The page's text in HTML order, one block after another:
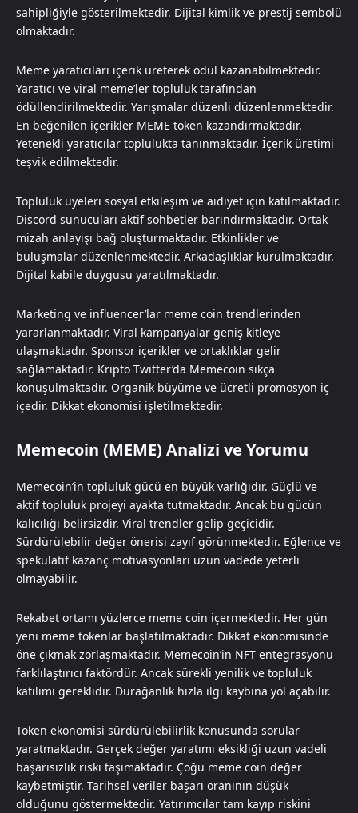
sahipliğiyle gösterilmektedir. Dijital kimlik ve prestij sembolü
olmaktadır.
Meme yaratıcıları içerik üreterek ödül kazanabilmektedir.
Yaratıcı ve viral meme’ler topluluk tarafından
ödüllendirilmektedir. Yarışmalar düzenli düzenlenmektedir.
En beğenilen içerikler MEME token kazandırmaktadır.
Yetenekli yaratıcılar toplulukta tanınmaktadır. İçerik üretimi
teşvik edilmektedir.
Topluluk üyeleri sosyal etkileşim ve aidiyet için katılmaktadır.
Discord sunucuları aktif sohbetler barındırmaktadır. Ortak
mizah anlayışı bağ oluşturmaktadır. Etkinlikler ve
buluşmalar düzenlenmektedir. Arkadaşlıklar kurulmaktadır.
Dijital kabile duygusu yaratılmaktadır.
Marketing ve influencer’lar meme coin trendlerinden
yararlanmaktadır. Viral kampanyalar geniş kitleye
ulaşmaktadır. Sponsor içerikler ve ortaklıklar gelir
sağlamaktadır. Kripto Twitter’da Memecoin sıkça
konuşulmaktadır. Organik büyüme ve ücretli promosyon iç
içedir. Dikkat ekonomisi işletilmektedir.
Memecoin (MEME) Analizi ve Yorumu
Memecoin’in topluluk gücü en büyük varlığıdır. Güçlü ve
aktif topluluk projeyi ayakta tutmaktadır. Ancak bu gücün
kalıcılığı belirsizdir. Viral trendler gelip geçicidir.
Sürdürülebilir değer önerisi zayıf görünmektedir. Eğlence ve
spekülatif kazanç motivasyonları uzun vadede yeterli
olmayabilir.
Rekabet ortamı yüzlerce meme coin içermektedir. Her gün
yeni meme tokenlar başlatılmaktadır. Dikkat ekonomisinde
öne çıkmak zorlaşmaktadır. Memecoin’in NFT entegrasyonu
farklılaştırıcı faktördür. Ancak sürekli yenilik ve topluluk
katılımı gereklidir. Durağanlık hızla ilgi kaybına yol açabilir.
Token ekonomisi sürdürülebilirlik konusunda sorular
yaratmaktadır. Gerçek değer yaratımı eksikliği uzun vadeli
başarısızlık riski taşımaktadır. Çoğu meme coin değer
kaybetmiştir. Tarihsel veriler başarı oranının düşük
olduğunu göstermektedir. Yatırımcılar tam kayıp riskini